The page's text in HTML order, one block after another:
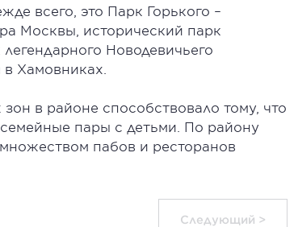
всего, это Парк Горького –
Москвы, исторический парк
Новодевичьего
Хамовниках.
в районе способствовало тому, что
пары с детьми. По району
пабов и ресторанов
Следующий >